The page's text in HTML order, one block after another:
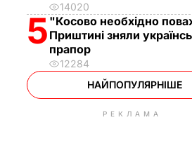
14020
5 "Косово необхідно
Приштині зняли
прапор
12284
НАЙПОПУЛЯРНІШЕ
РЕКЛАМА